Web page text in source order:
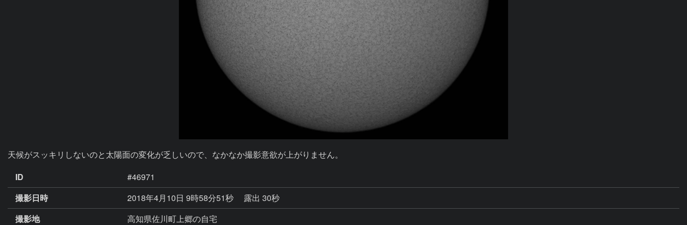
天候がスッキリしないのと太陽面の変化が乏しいので、なかなか撮影意欲が上がりません。
ID
#46971
撮影日時
2018年4月10日 9時58分51秒
露出 30秒
撮影地
高知県佐川町上郷の自宅